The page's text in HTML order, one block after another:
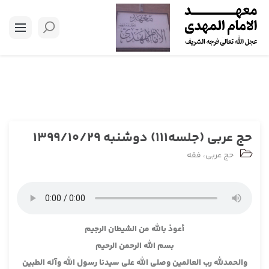
حج عربی (جلسه111) دوشنبه 1399/10/29
حج عربی، فقه
أعوذ بالله من الشيطان الرجيم
بسم الله الرحمن الرحيم
والحمدلله رب العالمين وصلى الله على سيدنا رسول الله وآله الطبين